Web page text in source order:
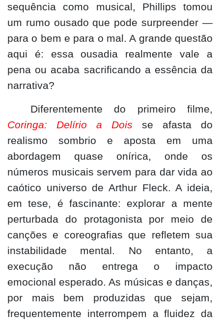
sequência como musical, Phillips tomou
um rumo ousado que pode surpreender —
para o bem e para o mal. A grande questão
aqui é: essa ousadia realmente vale a
pena ou acaba sacrificando a essência da
narrativa?
Diferentemente do primeiro filme,
Coringa: Delírio a Dois se afasta do
realismo sombrio e aposta em uma
abordagem quase onírica, onde os
números musicais servem para dar vida ao
caótico universo de Arthur Fleck. A ideia,
em tese, é fascinante: explorar a mente
perturbada do protagonista por meio de
canções e coreografias que refletem sua
instabilidade mental. No entanto, a
execução não entrega o impacto
emocional esperado. As músicas e danças,
por mais bem produzidas que sejam,
frequentemente interrompem a fluidez da